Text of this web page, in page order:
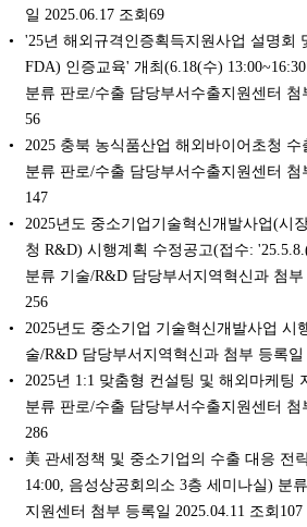
일 2025.06.17 조회69
'25년 해외규격인증획득지원사업 설명회
FDA) 인증교육' 개최(6.18(수)
분류 판로/수출 담당부서수출지원센터 첨
56
2025 충북 농식품산업 해외바이어초청
분류 판로/수출 담당부서수출지원센터 첨
147
2025년도 중소기업기술혁신개발사업(시
청 R&D) 시행계획 수정공고(접수:
분류 기술/R&D 담당부서지역혁신과 첨부
256
2025년도 중소기업 기술혁신개발사업 시
술/R&D 담당부서지역혁신과 첨부 등록일
2025년 1:1 맞춤형 컨설팅 및 해외마케팅
분류 판로/수출 담당부서수출지원센터 첨
286
美 관세정책 및 중소기업의 수출 대응 전
14:00, 음성상공회의소 3층 세미나실) 분
지원센터 첨부 등록일 2025.04.11 조회107